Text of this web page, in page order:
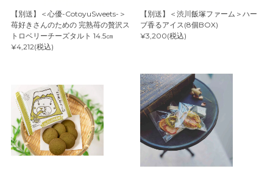
【別送】＜心優-CotoyuSweets-＞
苺好きさんのための 完熟苺の贅沢ス
トロベリーチーズタルト 14.5㎝
¥4,212(税込)
【別送】＜渋川飯塚ファーム＞ハー
ブ香るアイス(8個BOX)
¥3,200(税込)